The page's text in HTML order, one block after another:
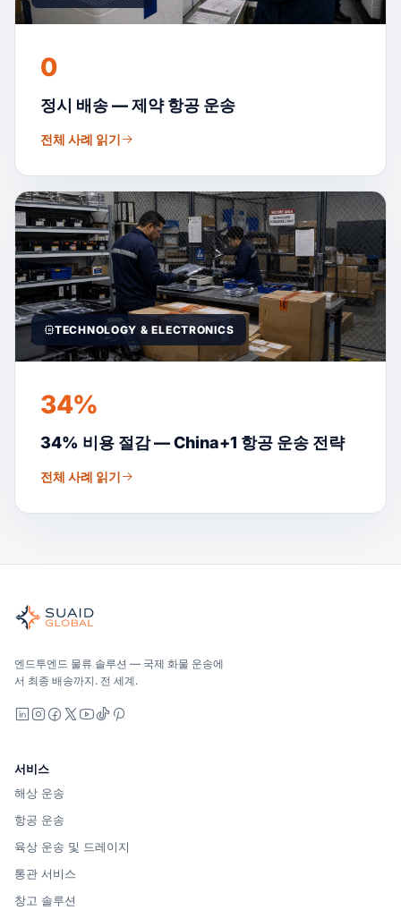
0
정시 배송 — 제약 항공 운송
전체 사례 읽기
TECHNOLOGY & ELECTRONICS
34%
34% 비용 절감 — China+1 항공 운송 전략
전체 사례 읽기
글로벌 해양, 항공, 육상, 통관 및 창고 관리를 위한 독립적인
해양, 항공 및 지상 — 운송업체 중립적으로 비교하고, 견적을
엔드투엔드 물류 솔루션 — 국제 화물 운송에
서 최종 배송까지. 전 세계.
LinkedIn
Instagram
Facebook
X YouTube
TikTok
서비스
해상 운송
항공 운송
육상 운송 및 드레이지
통관 서비스
창고 솔루션